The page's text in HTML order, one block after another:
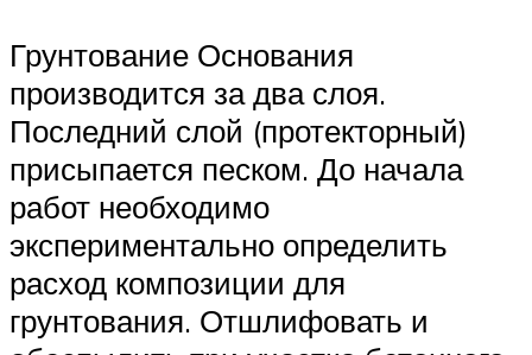
Грунтование Основания
производится за два слоя.
Последний слой (протекторный)
присыпается песком. До начала
работ необходимо
экспериментально определить
расход композиции для
грунтования. Отшлифовать и